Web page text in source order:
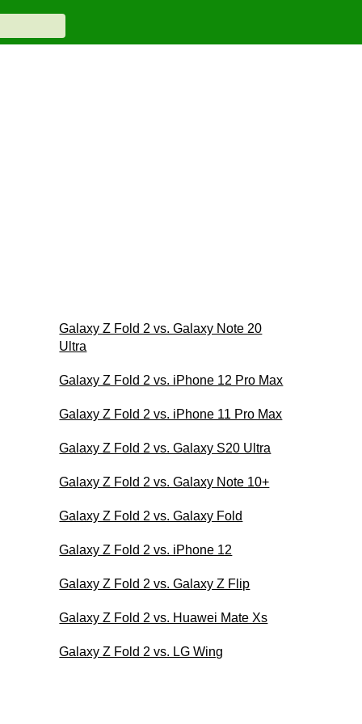
Galaxy Z Fold 2 vs. Galaxy Note 20
Ultra
Galaxy Z Fold 2 vs. iPhone 12 Pro Max
Galaxy Z Fold 2 vs. iPhone 11 Pro Max
Galaxy Z Fold 2 vs. Galaxy S20 Ultra
Galaxy Z Fold 2 vs. Galaxy Note 10+
Galaxy Z Fold 2 vs. Galaxy Fold
Galaxy Z Fold 2 vs. iPhone 12
Galaxy Z Fold 2 vs. Galaxy Z Flip
Galaxy Z Fold 2 vs. Huawei Mate Xs
Galaxy Z Fold 2 vs. LG Wing